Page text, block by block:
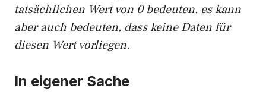
tatsächlichen Wert von 0 bedeuten, es kann
aber auch bedeuten, dass keine Daten für
diesen Wert vorliegen.
In eigener Sache